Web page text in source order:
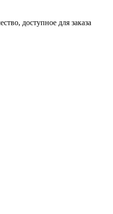
доступное для заказа